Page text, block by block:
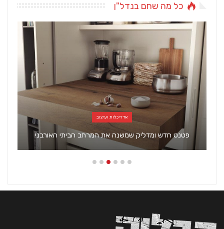
כל מה שחם בנדל"ן
אדריכלות ועיצוב
פטנט חדש ומדליק שמשנה את המרחב הביתי האורבני